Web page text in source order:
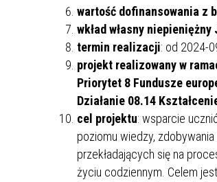
wartość dofinansowania z
wkład własny
termin realizacji: od 2024-
projekt realizowany w
Priorytet 8 Fundusze
Działanie 08.14
cel projektu: wsparcie
poziomu wiedzy,
przekładających się na
życiu codziennym. Celem